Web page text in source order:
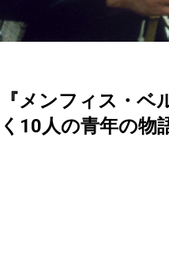
『メンフィス・
く10人の青年の物